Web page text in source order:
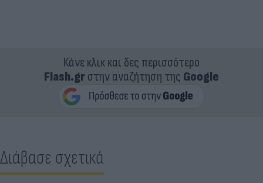
Κάνε κλικ και δες περισσότερο
Flash.grστην αναζήτηση της Google
Διάβασε σχετικά